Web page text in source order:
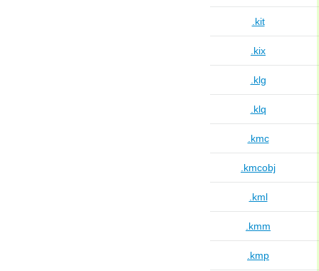
.kit
.kix
.klg
.klq
.kmc
.kmcobj
.kml
.kmm
.kmp